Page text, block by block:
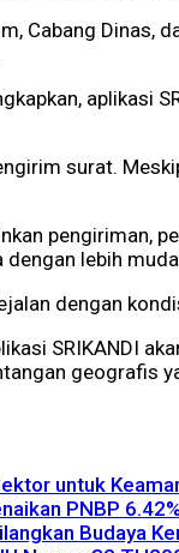
Cabang Dinas,
aplikasi
surat.
pengiriman,
lebih
dengan
SRIKANDI
geografis
untuk
PNBP
Budaya